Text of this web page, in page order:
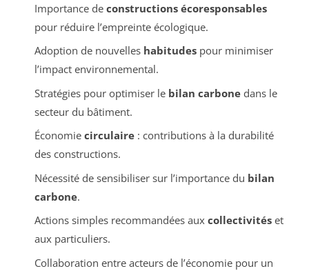
Importance de constructions écoresponsables
pour réduire l’empreinte écologique.
Adoption de nouvelles habitudespour minimiser
l’impact environnemental.
Stratégies pour optimiser le bilan carbonedans le
secteur du bâtiment.
Économie circulaire: contributions à la durabilité
des constructions.
Nécessité de sensibiliser sur l’importance du bilan
carbone.
Actions simples recommandées aux collectivitéset
aux particuliers.
Collaboration entre acteurs de l’économie pour un